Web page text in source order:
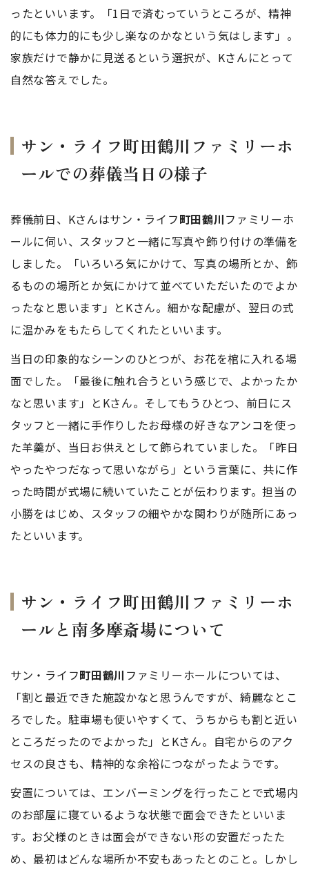
ったといいます。「1日で済むっていうところが、精神
的にも体力的にも少し楽なのかなという気はします」。
家族だけで静かに見送るという選択が、Kさんにとって
自然な答えでした。
サン・ライフ町田鶴川ファミリーホ
ールでの葬儀当日の様子
葬儀前日、Kさんはサン・ライフ町田鶴川ファミリーホ
ールに伺い、スタッフと一緒に写真や飾り付けの準備を
しました。「いろいろ気にかけて、写真の場所とか、飾
るものの場所とか気にかけて並べていただいたのでよか
ったなと思います」とKさん。細かな配慮が、翌日の式
に温かみをもたらしてくれたといいます。
当日の印象的なシーンのひとつが、お花を棺に入れる場
面でした。「最後に触れ合うという感じで、よかったか
なと思います」とKさん。そしてもうひとつ、前日にス
タッフと一緒に手作りしたお母様の好きなアンコを使っ
た羊羹が、当日お供えとして飾られていました。「昨日
やったやつだなって思いながら」という言葉に、共に作
った時間が式場に続いていたことが伝わります。担当の
小勝をはじめ、スタッフの細やかな関わりが随所にあっ
たといいます。
サン・ライフ町田鶴川 ファミリーホ
ールと南多摩斎場について
サン・ライフ町田鶴川 ファミリーホールについては、
「割と最近できた施設かなと思うんですが、綺麗なとこ
ろでした。駐車場も使いやすくて、うちからも割と近い
ところだったのでよかった」とKさん。自宅からのアク
セスの良さも、精神的な余裕につながったようです。
安置については、エンバーミングを行ったことで式場内
のお部屋に寝ているような状態で面会できたといいま
す。お父様のときは面会ができない形の安置だったた
め、最初はどんな場所か不安もあったとのこと。しかし